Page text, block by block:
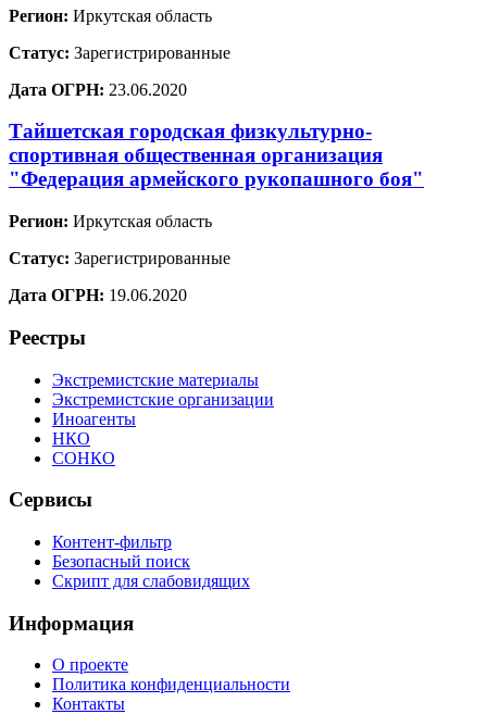
Регион: Иркутская область
Статус: Зарегистрированные
Дата ОГРН: 23.06.2020
Тайшетская городская физкультурно-
спортивная общественная организация
"Федерация армейского рукопашного боя"
Регион: Иркутская область
Статус: Зарегистрированные
Дата ОГРН: 19.06.2020
Реестры
Экстремистские материалы
Экстремистские организации
Иноагенты
НКО
СОНКО
Сервисы
Контент-фильтр
Безопасный поиск
Скрипт для слабовидящих
Информация
О проекте
Политика конфиденциальности
Контакты